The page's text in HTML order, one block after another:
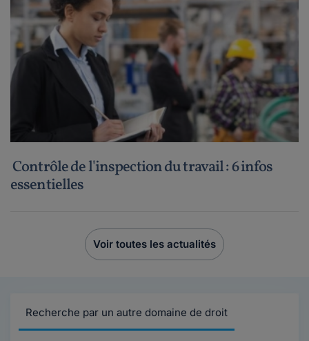
Contrôle de l'inspection du travail : 6 infos
essentielles
Voir toutes les actualités
Recherche par un autre domaine de droit